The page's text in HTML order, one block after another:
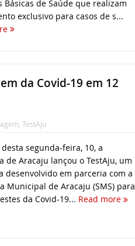
Básicas de Saúde que realizam
exclusivo para casos de s...
da Covid-19 em 12
, TestAju
segunda-feira, 10, a
de Aracaju lançou o TestAju, um
desenvolvido em parceria com a
Municipal de Aracaju (SMS) para
da Covid-19... Read more